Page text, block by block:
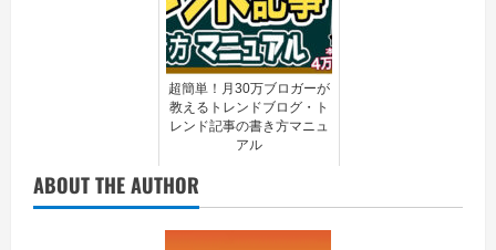
超簡単！月30万ブロガーが
教えるトレンドブログ・ト
レンド記事の書き方マニュ
アル
ABOUT THE AUTHOR